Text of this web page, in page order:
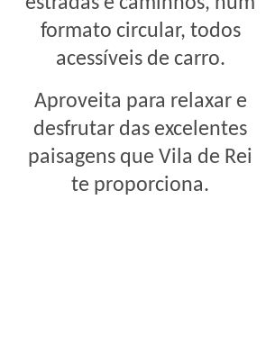
formato circular, todos
acessíveis de carro.
Aproveita para relaxar e
desfrutar das excelentes
paisagens que Vila de Rei
te proporciona.